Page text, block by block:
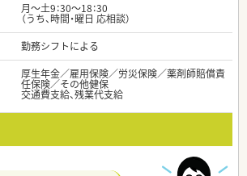
月～土9：30～18：30
（うち、時間・曜日 応相談）
勤務シフトによる
厚生年金／雇用保険／労災保険／薬剤師賠償責
任保険／その他健保
交通費支給、残業代支給